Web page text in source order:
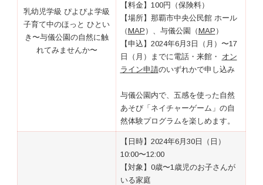
乳幼児学級 ぴよぴよ学級
子育て中のほっと ひとい
き〜与儀公園の自然に触
れてみませんか〜
【料金】100円（保険料）
【場所】那覇市中央公民館 ホール
（MAP ）、与儀公園（MAP ）
【申込】2024年6月3日（月）〜17
日（月）までに電話・来館・ オン
ライン申請のいずれかで申し込み
与儀公園内で、五感を使った自然
あそび「ネイチャーゲーム」の自
然体験プログラムを楽しめます。
【日時】2024年6月30日（日）
10:00〜12:00
【対象】0歳〜1歳児のお子さんが
いる家庭